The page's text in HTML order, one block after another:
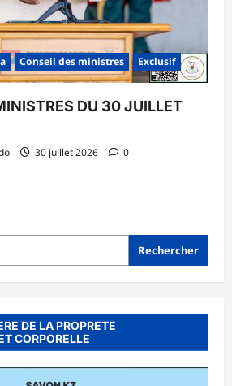
Conseil des ministres Exclusif
DU 30 JUILLET
30 juillet 2026 0
Rechercher
DE LA PROPRETE
CORPORELLE